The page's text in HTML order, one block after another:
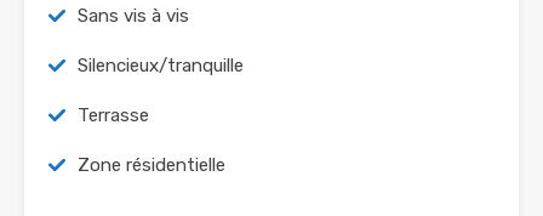
Sans vis à vis
Silencieux/tranquille
Terrasse
Zone résidentielle